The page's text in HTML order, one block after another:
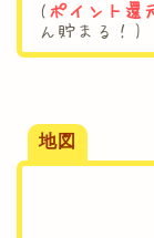
( ポイント還
ん貯まる！)
地図